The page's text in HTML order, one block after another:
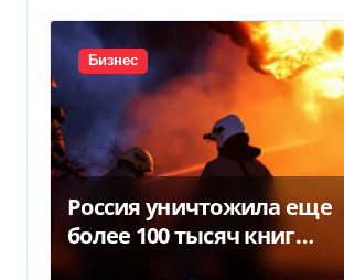
Бизнес
Россия уничтожила еще
более 100 тысяч книг
BookChef: что произошло